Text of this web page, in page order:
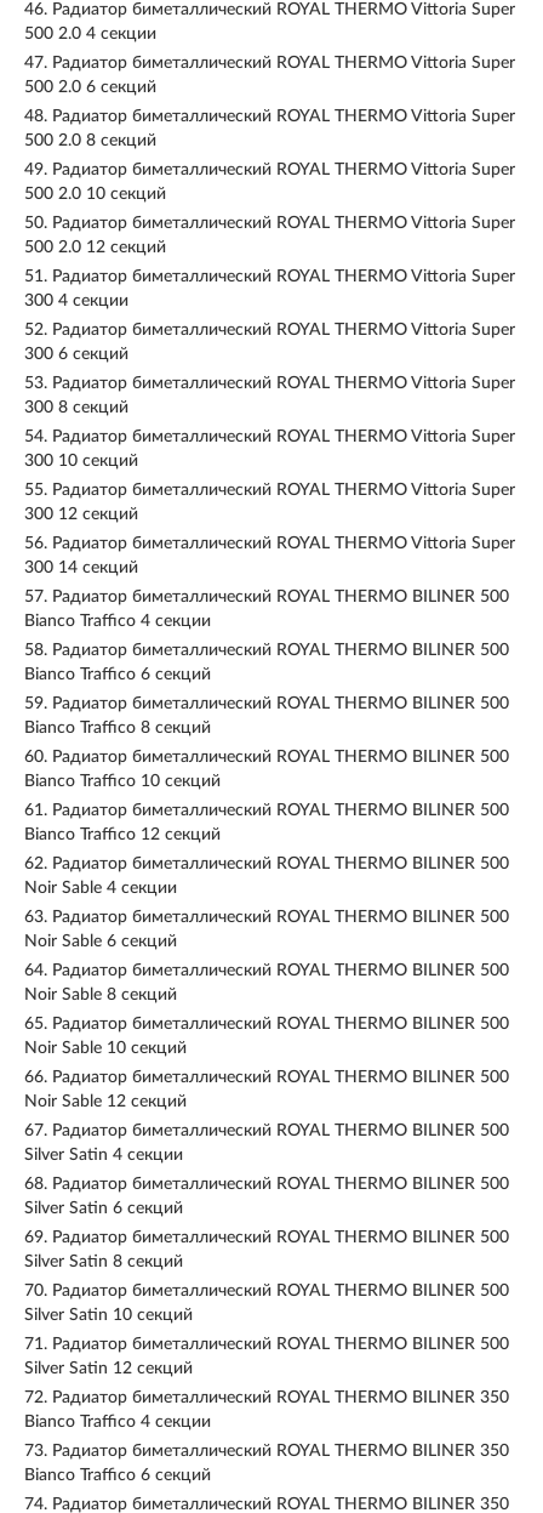
46. Радиатор биметаллический ROYAL THERMO Vittoria Super
500 2.0 4 секции
47. Радиатор биметаллический ROYAL THERMO Vittoria Super
500 2.0 6 секций
48. Радиатор биметаллический ROYAL THERMO Vittoria Super
500 2.0 8 секций
49. Радиатор биметаллический ROYAL THERMO Vittoria Super
500 2.0 10 секций
50. Радиатор биметаллический ROYAL THERMO Vittoria Super
500 2.0 12 секций
51. Радиатор биметаллический ROYAL THERMO Vittoria Super
300 4 секции
52. Радиатор биметаллический ROYAL THERMO Vittoria Super
300 6 секций
53. Радиатор биметаллический ROYAL THERMO Vittoria Super
300 8 секций
54. Радиатор биметаллический ROYAL THERMO Vittoria Super
300 10 секций
55. Радиатор биметаллический ROYAL THERMO Vittoria Super
300 12 секций
56. Радиатор биметаллический ROYAL THERMO Vittoria Super
300 14 секций
57. Радиатор биметаллический ROYAL THERMO BILINER 500
Bianco Traffico 4 секции
58. Радиатор биметаллический ROYAL THERMO BILINER 500
Bianco Traffico 6 секций
59. Радиатор биметаллический ROYAL THERMO BILINER 500
Bianco Traffico 8 секций
60. Радиатор биметаллический ROYAL THERMO BILINER 500
Bianco Traffico 10 секций
61. Радиатор биметаллический ROYAL THERMO BILINER 500
Bianco Traffico 12 секций
62. Радиатор биметаллический ROYAL THERMO BILINER 500
Noir Sable 4 секции
63. Радиатор биметаллический ROYAL THERMO BILINER 500
Noir Sable 6 секций
64. Радиатор биметаллический ROYAL THERMO BILINER 500
Noir Sable 8 секций
65. Радиатор биметаллический ROYAL THERMO BILINER 500
Noir Sable 10 секций
66. Радиатор биметаллический ROYAL THERMO BILINER 500
Noir Sable 12 секций
67. Радиатор биметаллический ROYAL THERMO BILINER 500
Silver Satin 4 секции
68. Радиатор биметаллический ROYAL THERMO BILINER 500
Silver Satin 6 секций
69. Радиатор биметаллический ROYAL THERMO BILINER 500
Silver Satin 8 секций
70. Радиатор биметаллический ROYAL THERMO BILINER 500
Silver Satin 10 секций
71. Радиатор биметаллический ROYAL THERMO BILINER 500
Silver Satin 12 секций
72. Радиатор биметаллический ROYAL THERMO BILINER 350
Bianco Traffico 4 секции
73. Радиатор биметаллический ROYAL THERMO BILINER 350
Bianco Traffico 6 секций
74. Радиатор биметаллический ROYAL THERMO BILINER 350